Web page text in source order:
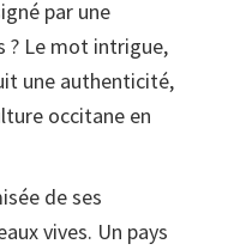
par une
? Le mot intrigue,
une authenticité,
occitane en
de ses
vives. Un pays